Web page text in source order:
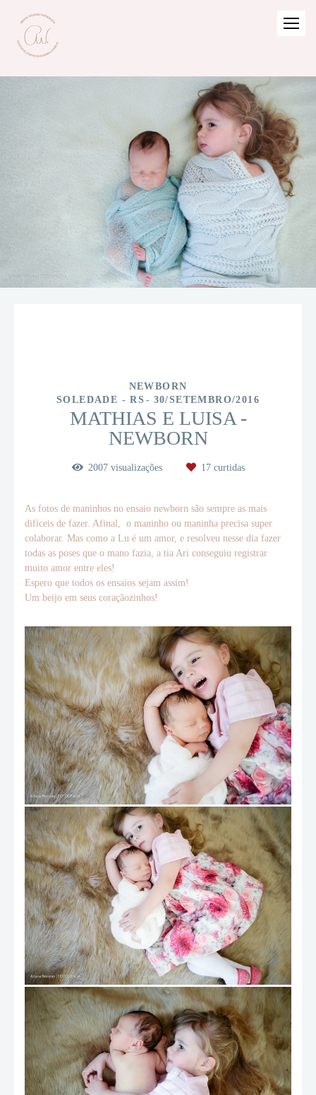
NEWBORN
SOLEDADE - RS
30/SETEMBRO/2016
MATHIAS E LUISA -
NEWBORN
2007visualizações 17curtidas
As fotos de maninhos no ensaio newborn são sempre as mais
difíceis de fazer. Afinal, o maninho ou maninha precisa super
colaborar. Mas como a Lu é um amor, e resolveu nesse dia fazer
todas as poses que o mano fazia, a tia Ari conseguiu registrar
muito amor entre eles!
Espero que todos os ensaios sejam assim!
Um beijo em seus coraçãozinhos!